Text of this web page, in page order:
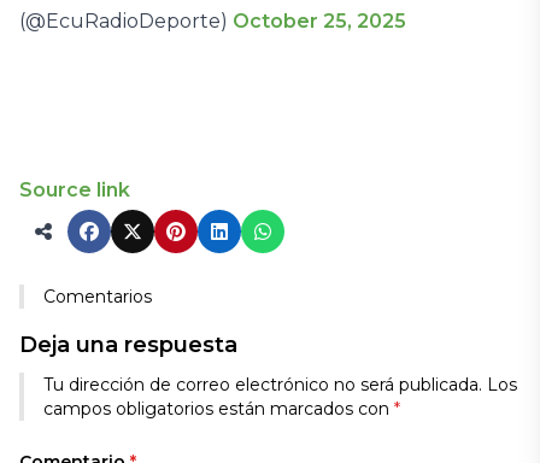
(@EcuRadioDeporte) October 25, 2025
Source link
Comentarios
Deja una respuesta
Tu dirección de correo electrónico no será publicada. Los
campos obligatorios están marcados con *